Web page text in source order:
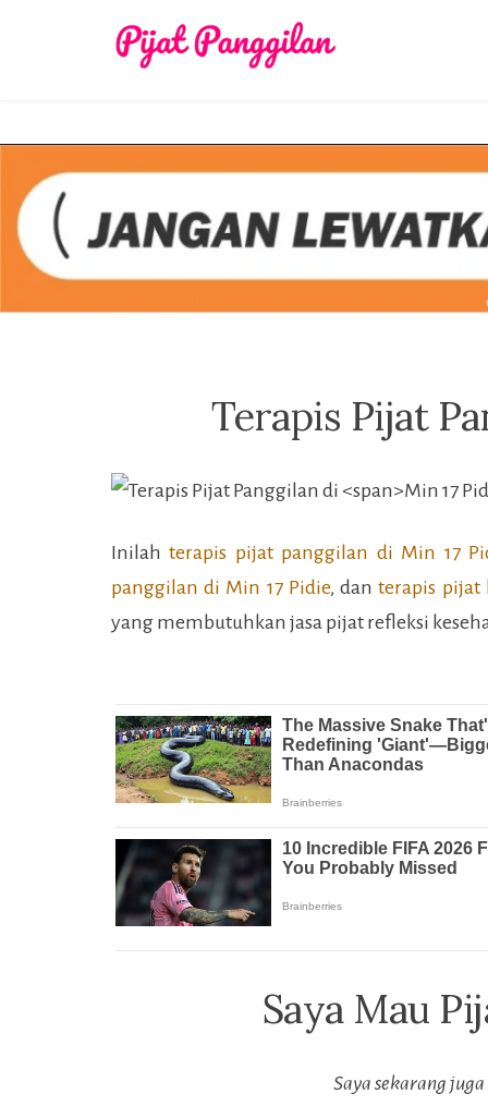
Terapis Pijat
Inilahterapis pijat panggilan di Min 17
panggilan di Min 17 Pidie, danterapis pijat
yang membutuhkan jasa pijat refleksi
Saya Mau
Saya sekarang